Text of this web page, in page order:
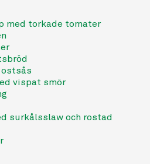
med torkade tomater
vispat smör
surkålsslaw och rostad